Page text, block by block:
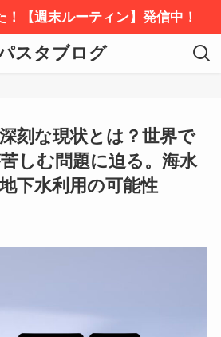
【週末ルーティン】発信中！
スタブログ
刻な現状とは？世界で
しむ問題に迫る。海水
下水利用の可能性